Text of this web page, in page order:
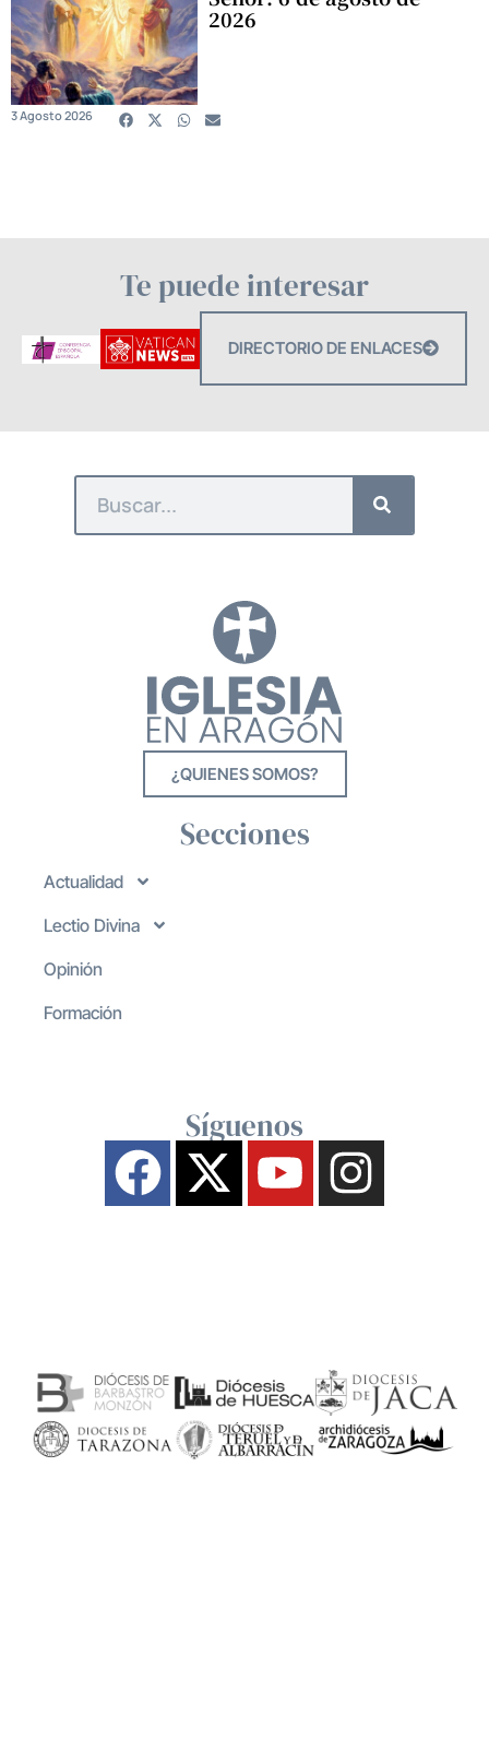
2026
3 Agosto 2026
Te puede interesar
DIRECTORIO DE ENLACES
¿QUIENES SOMOS?
Secciones
Actualidad
Lectio Divina
Opinión
Formación
Síguenos